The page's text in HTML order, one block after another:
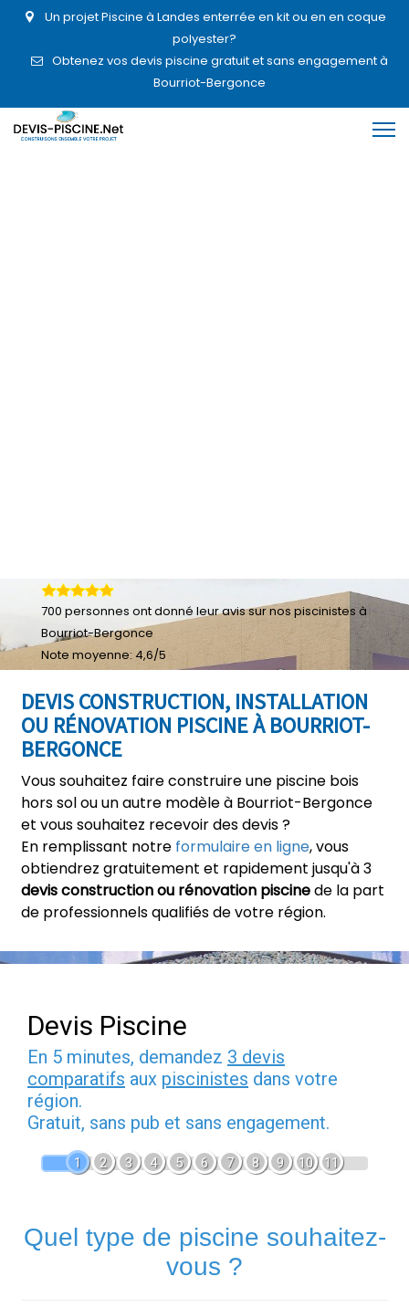
Un projet Piscine à Landes enterrée en kit ou en en coque
polyester?
Obtenez vos devis piscine gratuit et sans engagement à
Bourriot-Bergonce
DEVIS CONSTRUCTION, INSTALLATION
OU RÉNOVATION PISCINE À BOURRIOT-
BERGONCE
Vous souhaitez faire construire une piscine bois
hors sol ou un autre modèle à Bourriot-Bergonce
et vous souhaitez recevoir des devis ?
En remplissant notre formulaire en ligne, vous
obtiendrez gratuitement et rapidement jusqu'à 3
devis construction ou rénovation piscinede la part
de professionnels qualifiés de votre région.
700 personnes ont donné leuravis sur nos piscinistes à
Bourriot-Bergonce
Note moyenne: 4,6/5
Devis Piscine
En 5 minutes, demandez 3 devis
comparatifs aux piscinistes dans votre
région.
Gratuit, sans pub et sans engagement.
1 2 3 4 5 6 7 8 9 10 11
Quel type de piscine souhaitez-
vous ?